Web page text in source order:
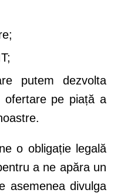
putem dezvolta
ofertare pe piață a
o obligație legală
a ne apăra un
asemenea divulga